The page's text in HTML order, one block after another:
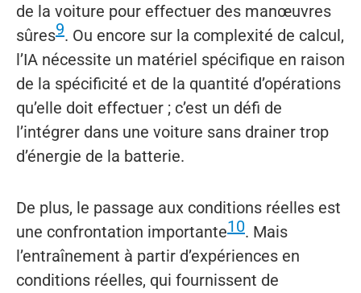
de la voiture pour effectuer des manœuvres
sûres9. Ou encore sur la complexité de calcul,
l’IA nécessite un matériel spécifique en raison
de la spécificité et de la quantité d’opérations
qu’elle doit effectuer ; c’est un défi de
l’intégrer dans une voiture sans drainer trop
d’énergie de la batterie.
De plus, le passage aux conditions réelles est
une confrontation importante10. Mais
l’entraînement à partir d’expériences en
conditions réelles, qui fournissent de